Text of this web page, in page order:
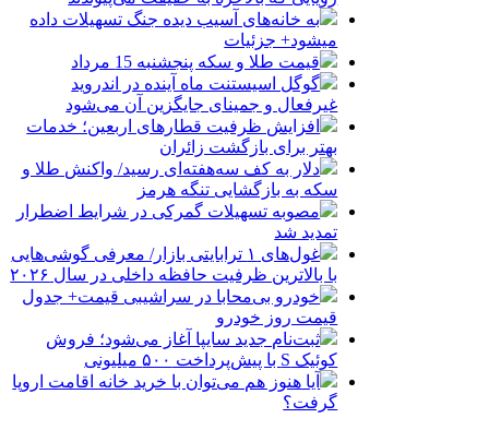
به خانه‌های آسیب دیده جنگ تسهیلات داده
میشود+ جزئیات
قیمت طلا و سکه پنجشنبه 15 مرداد
گوگل اسیستنت ماه آینده در اندروید
غیرفعال و جمینای جایگزین آن می‌شود
افزایش ظرفیت قطارهای اربعین؛ خدمات
بهتر برای بازگشت زائران
دلار به کف سه‌هفته‌ای رسید/ واکنش طلا و
سکه به بازگشایی تنگه هرمز
مصوبه تسهیلات گمرکی در شرایط اضطرار
تمدید شد
غول‌های ۱ ترابایتی بازار/ معرفی گوشی‌هایی
با بالاترین ظرفیت حافظه داخلی در سال ۲۰۲۶
خودرو بی‌محابا در سراشیبی قیمت+ جدول
قیمت روز خودرو
ثبت‌نام جدید سایپا آغاز می‌شود؛ فروش
کوئیک S با پیش‌پرداخت ۵۰۰ میلیونی
آیا هنوز هم می‌توان با خرید خانه اقامت اروپا
گرفت؟